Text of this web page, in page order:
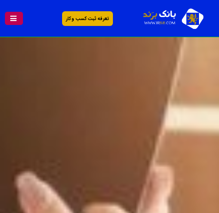
تعرفه ثبت کسب و کار